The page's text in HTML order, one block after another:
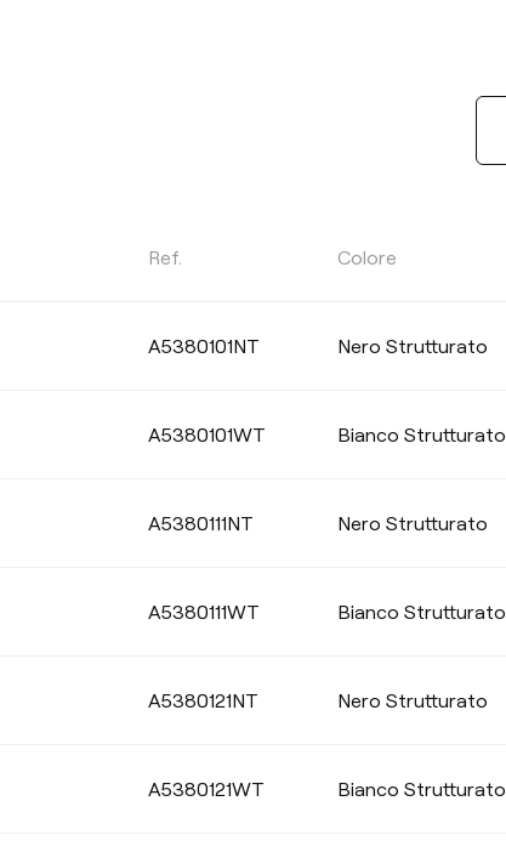
COLORE
Ref. Colore
A5380101NT Nero Strutturato
A5380101WT Bianco Strutturato
A5380111NT Nero Strutturato
A5380111WT Bianco Strutturato
A5380121NT Nero Strutturato
A5380121WT Bianco Strutturato